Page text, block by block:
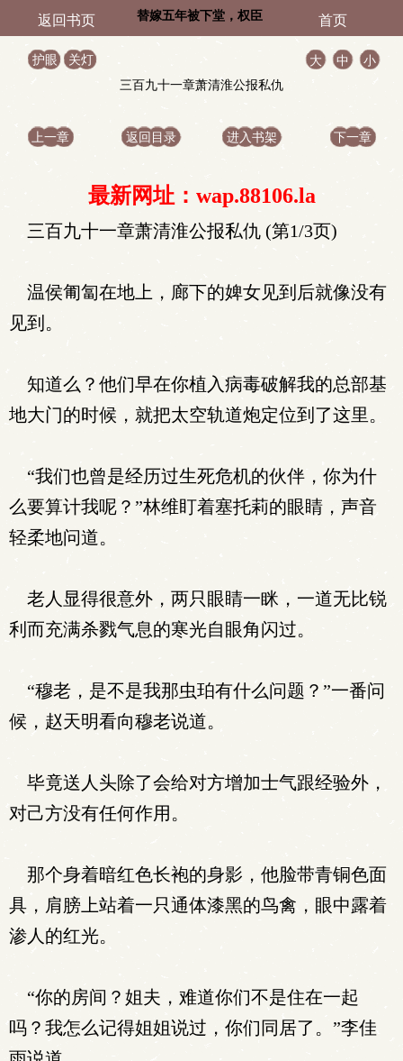
返回书页 替嫁五年被下堂，权臣 首页
护眼 关灯 大 中
小
三百九十一章萧清淮公报私仇
上一章 返回目录 进入书架 下一章
最新网址：wap.88106.la
三百九十一章萧清淮公报私仇 (第1/3页)
温侯匍匐在地上，廊下的婢女见到后就像没有
见到。
知道么？他们早在你植入病毒破解我的总部基
地大门的时候，就把太空轨道炮定位到了这里。
“我们也曾是经历过生死危机的伙伴，你为什
么要算计我呢？”林维盯着塞托莉的眼睛，声音
轻柔地问道。
老人显得很意外，两只眼睛一眯，一道无比锐
利而充满杀戮气息的寒光自眼角闪过。
“穆老，是不是我那虫珀有什么问题？”一番问
候，赵天明看向穆老说道。
毕竟送人头除了会给对方增加士气跟经验外，
对己方没有任何作用。
那个身着暗红色长袍的身影，他脸带青铜色面
具，肩膀上站着一只通体漆黑的鸟禽，眼中露着
渗人的红光。
“你的房间？姐夫，难道你们不是住在一起
吗？我怎么记得姐姐说过，你们同居了。”李佳